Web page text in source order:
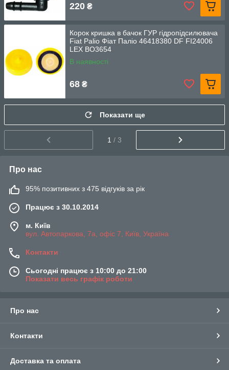
220 ₴
Корок кришка в бачок ГУР гідропідсилювача
Fiat Palio Фіат Паліо 46418380 DF FI24006
LEX BO3654
В наявності
68 ₴
Показати ще
1 / 3
Про нас
95% позитивних з 475 відгуків за рік
Працює з 30.10.2014
м. Київ
вул. Автопаркова, 7а, офіс 7, Київ, Україна
Контакти
Сьогодні працює з 10:00 до 21:00
Показати весь графік роботи
Про нас
Контакти
Доставка та оплата